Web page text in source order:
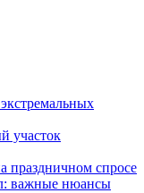
участок
праздничном спросе
важные нюансы